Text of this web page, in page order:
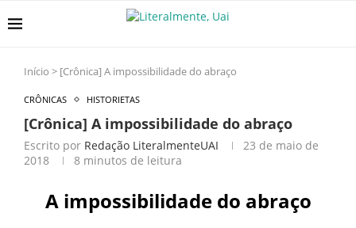
Início > [Crônica] A impossibilidade do abraço
CRÔNICAS HISTORIETAS
[Crônica] A impossibilidade do abraço
Escrito por Redação LiteralmenteUAI
23 de maio de
2018
8 minutos de leitura
A impossibilidade do abraço